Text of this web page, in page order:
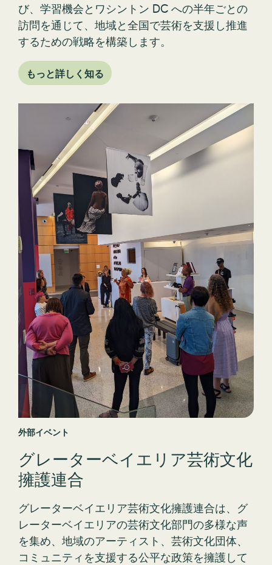
訪問を通じて、地域と全国で芸術を支援し推進
するための戦略を構築します。
外部イベント
グレーターベイエリア芸術文化
擁護連合
グレーターベイエリア芸術文化擁護連合は、グ
レーターベイエリアの芸術文化部門の多様な声
を集め、地域のアーティスト、芸術文化団体、
コミュニティを支援する公平な政策を擁護して
います。この共同の取り組みに参加して、文化